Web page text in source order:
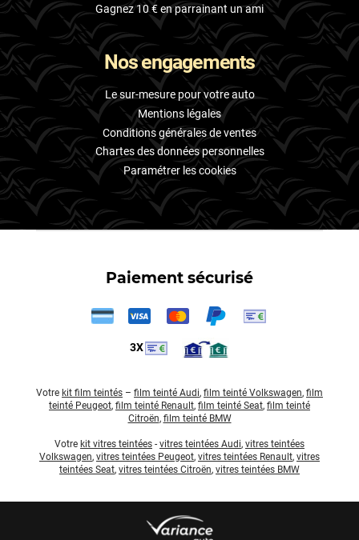
Gagnez 10 € en parrainant un ami
Nos engagements
Le sur-mesure pour votre auto
Mentions légales
Conditions générales de ventes
Chartes des données personnelles
Paramétrer les cookies
Paiement sécurisé
3X
Votre kit film teintés – film teinté Audi, film teinté Volkswagen, film
teinté Peugeot, film teinté Renault, film teinté Seat, film teinté
Citroën, film teinté BMW
Votre kit vitres teintées - vitres teintées Audi, vitres teintées
Volkswagen, vitres teintées Peugeot, vitres teintées Renault, vitres
teintées Seat, vitres teintées Citroën, vitres teintées BMW